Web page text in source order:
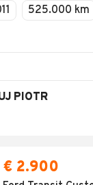
525.000 km
PIOTR
€ 2.900